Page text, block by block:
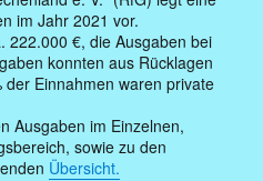
im Jahr 2021 vor.
222.000 €, die Ausgaben bei
konnten aus Rücklagen
Einnahmen waren private
Ausgaben im Einzelnen,
sowie zu den
Übersicht.